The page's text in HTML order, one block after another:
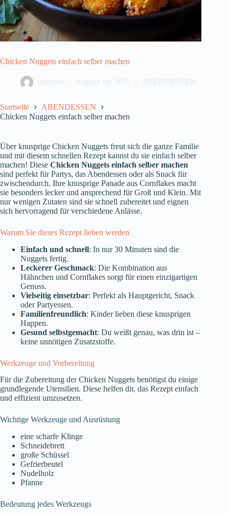
Chicken Nuggets einfach selber machen
charlotte August 19, 2025 ABENDESSEN
Startseite
ABENDESSEN
Chicken Nuggets einfach selber machen
Über knusprige Chicken Nuggets freut sich die ganze Familie
und mit diesem schnellen Rezept kannst du sie einfach selber
machen! Diese Chicken Nuggets einfach selber machen
sind perfekt für Partys, das Abendessen oder als Snack für
zwischendurch. Ihre knusprige Panade aus Cornflakes macht
sie besonders lecker und ansprechend für Groß und Klein. Mit
nur wenigen Zutaten sind sie schnell zubereitet und eignen
sich hervorragend für verschiedene Anlässe.
Warum Sie dieses Rezept lieben werden
Einfach und schnell: In nur 30 Minuten sind die
Nuggets fertig.
Leckerer Geschmack: Die Kombination aus
Hähnchen und Cornflakes sorgt für einen einzigartigen
Genuss.
Vielseitig einsetzbar: Perfekt als Hauptgericht, Snack
oder Partyessen.
Familienfreundlich: Kinder lieben diese knusprigen
Happen.
Gesund selbstgemacht: Du weißt genau, was drin ist –
keine unnötigen Zusatzstoffe.
Werkzeuge und Vorbereitung
Für die Zubereitung der Chicken Nuggets benötigst du einige
grundlegende Utensilien. Diese helfen dir, das Rezept einfach
und effizient umzusetzen.
Wichtige Werkzeuge und Ausrüstung
eine scharfe Klinge
Schneidebrett
große Schüssel
Gefrierbeutel
Nudelholz
Pfanne
Bedeutung jedes Werkzeugs